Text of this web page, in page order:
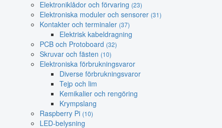
Elektroniklådor och förvaring (23)
Elektroniska moduler och sensorer (31)
Kontakter och terminaler (37)
Elektrisk kabeldragning
PCB och Protoboard (32)
Skruvar och fästen (10)
Elektroniska förbrukningsvaror
Diverse förbrukningsvaror
Tejp och lim
Kemikalier och rengöring
Krympslang
Raspberry Pi (10)
LED-belysning